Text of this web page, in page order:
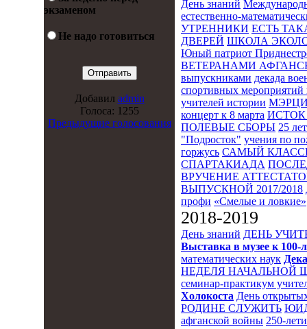
экзаменом
Не надо готовиться
Добавил admin
Голоса: 1255
Предыдущие голосования
День знаний
естественно-
УТРЕННИКИ ЕСТЬ
ДВЕРЕЙ ШКОЛА
Юный патриот
ВЕТЕРАНАМИ
выпускниками декада
спортивных мероприятий
учителей истории
концерт к 8 марта ИСТОК
ПОЛЕВЫЕ СБОРЫ 25
"Подросток" учения по
горжусь САМЫЙ
СПАРТАКИАДА
ВРУЧЕНИЕ
ВЫПУСКНОЙ 2017/2018
профи «Смелые и ловкие»
2018-2019
День знаний ДЕНЬ
Выставка в музее к
математических наук
НЕДЕЛЯ НАЧАЛЬНОЙ
семинар-практикум
Холокоста День
РОДИНЕ СЛУЖИТЬ
афганской войны 250-